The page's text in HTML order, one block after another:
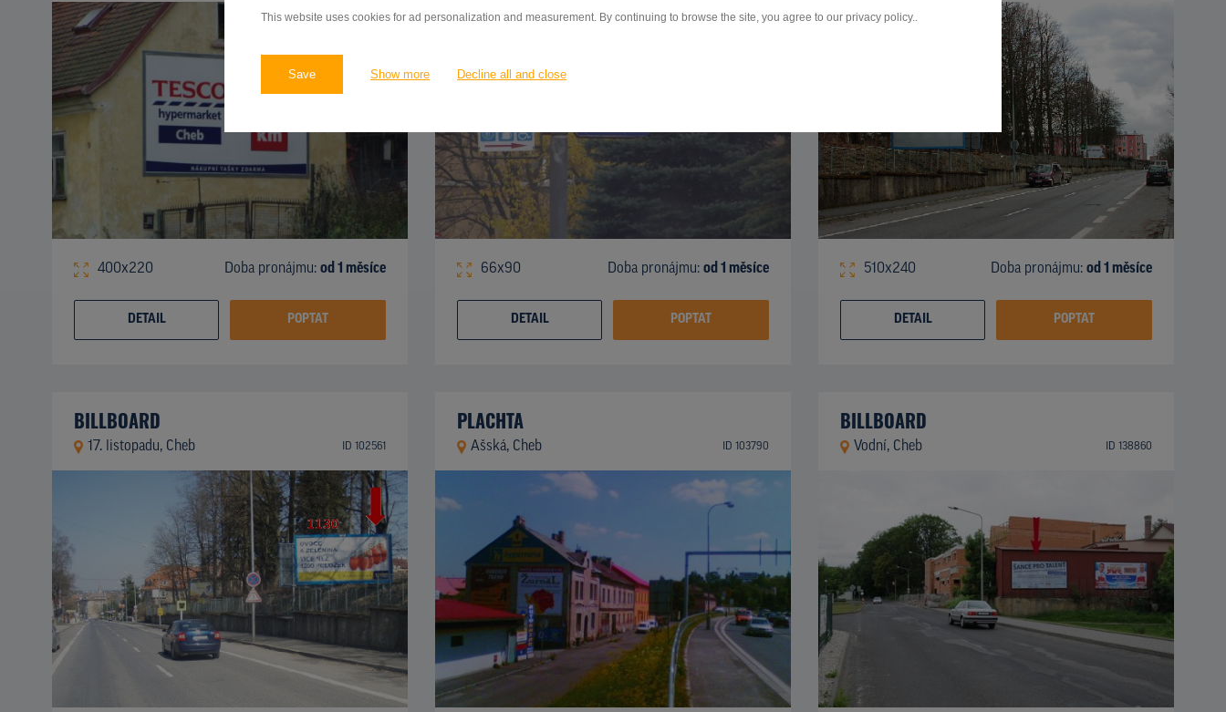
This website uses cookies for ad personalization and measurement. By continuing to browse the site, you agree to our privacy policy..
Save Show more Decline all and close
400x220 Doba pronájmu: od 1 měsíce
DETAIL POPTAT
66x90 Doba pronájmu: od 1 měsíce
DETAIL POPTAT
510x240 Doba pronájmu: od 1 měsíce
DETAIL POPTAT
BILLBOARD
17. listopadu, Cheb ID 102561
PLACHTA
Ašská, Cheb ID 103790
BILLBOARD
Vodní, Cheb ID 138860